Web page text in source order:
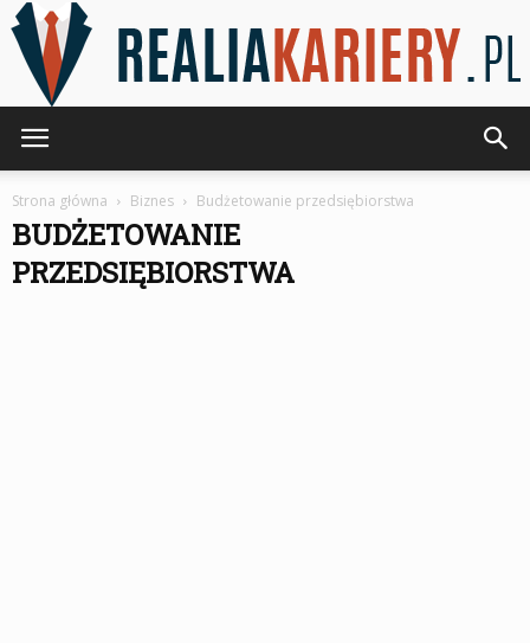
Strona główna Biznes Budżetowanie przedsiębiorstwa
BUDŻETOWANIE
PRZEDSIĘBIORSTWA